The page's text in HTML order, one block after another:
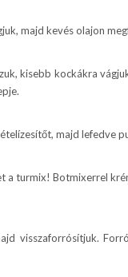
majd kevés olajon
kisebb kockákra
majd lefedve
a turmix! Botmixerrel
visszaforrósítjuk.